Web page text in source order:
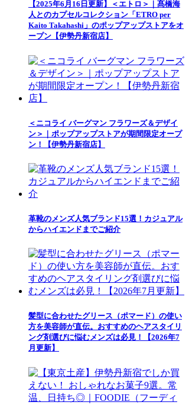
【2025年6月16日更新】＜エトロ＞｜髙橋海
人とのカプセルコレクション「ETRO per
Kaito Takahashi」のポップアップストアをオ
ープン【伊勢丹新宿店】
＜ニコライ バーグマン フラワーズ＆デザイ
ン＞｜ポップアップストアが期間限定オープ
ン！【伊勢丹新宿店】
革靴のメンズ人気ブランド15選！カジュアル
からハイエンドまでご紹介
髪型に合わせたグリース（ポマード）の使い
方を美容師が直伝。おすすめのヘアスタイリ
ング剤選びに悩むメンズは必見！【2026年7
月更新】